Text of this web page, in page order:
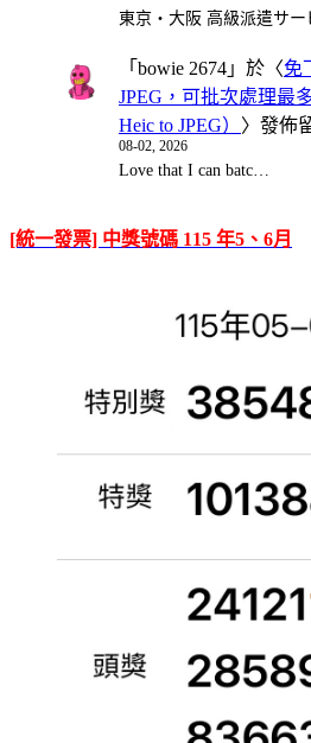
東京・大阪 高級派遣サ
「 bowie 2674 」於〈免
JPEG，可批次處理最
Heic to JPEG） 〉發佈
08-02, 2026
Love that I can batc…
[統一發票] 中獎號碼 115 年5、6月